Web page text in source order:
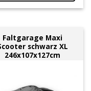
Faltgarage Maxi
schwarz XL
246x107x127cm